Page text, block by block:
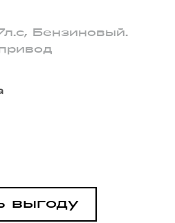
Бензиновый.
выгоду